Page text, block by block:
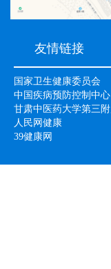
友情链接
国家卫生健康委员会
中国疾病预防控制中心
甘肃中医药大学第三
人民网健康
39健康网